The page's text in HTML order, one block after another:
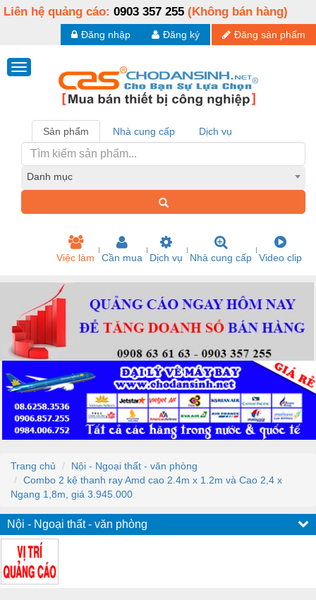
Liên hệ quảng cáo: 0903 357 255 (Không bán hàng)
Đăng sản phẩm
Đăng ký
Đăng nhập
Sản phẩm Nhà cung cấp Dịch vụ
Danh mục
Việc làm Cần mua Dịch vụ Nhà cung cấp Video clip
Trang chủ
Nội - Ngoại thất - văn phòng
Combo 2 kệ thanh ray Amd cao 2.4m x 1.2m và Cao 2,4 x
Ngang 1,8m, giá 3.945.000
Nội - Ngoại thất - văn phòng